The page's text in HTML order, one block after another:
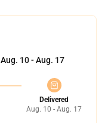
Aug. 10 - Aug. 17
Delivered
Aug. 10 - Aug. 17